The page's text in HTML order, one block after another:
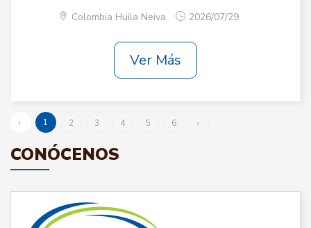
Colombia Huila Neiva 2026/07/29
Ver Más
‹ 1 2 3 4 5 6 ›
CONÓCENOS